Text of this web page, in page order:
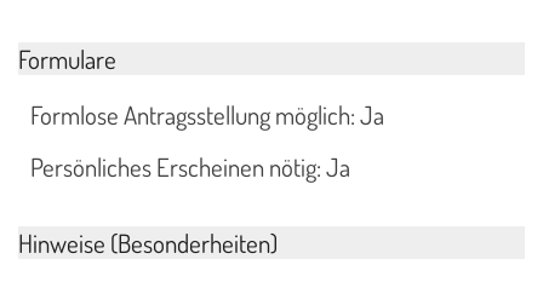
Formulare
Formlose Antragsstellung möglich: Ja
Persönliches Erscheinen nötig: Ja
Hinweise (Besonderheiten)